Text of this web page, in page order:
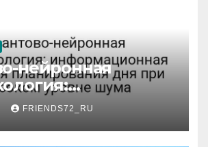
нейронная
энтропия
дня при
уровне шума
FRIENDS72_RU